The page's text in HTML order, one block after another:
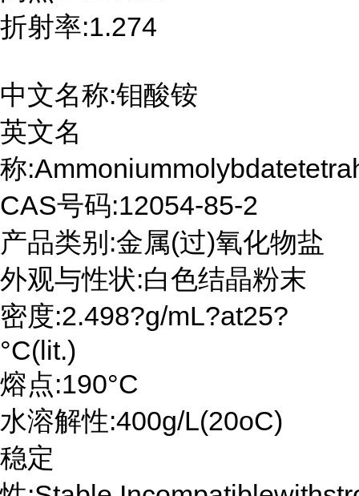
折射率:1.274
中文名称:钼酸铵
英文名
称
CAS号码:12054-85-2
产品类别:金属(过)氧化物盐
外观与性状:白色结晶粉末
密度:2.498?g/mL?at25?
°C(lit.)
熔点:190°C
水溶解性:400g/L(20oC)
稳定